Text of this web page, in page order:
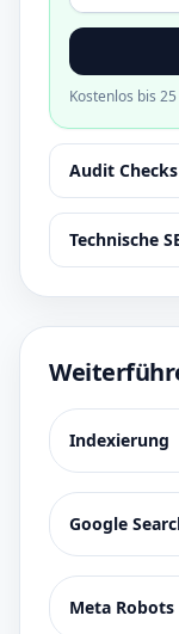
Kostenlos bis
Audit
Technische
Indexierung
Google
Meta Robots